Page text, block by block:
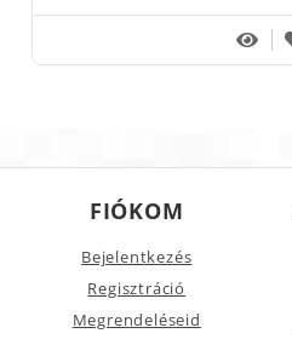
FIÓKOM
Bejelentkezés
Regisztráció
Megrendeléseid